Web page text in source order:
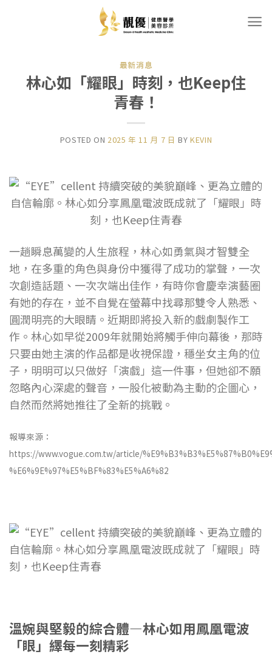
最新消息
林心如「耀眼」時刻，也Keep住
青春！
POSTED ON 2025 年 11 月 7 日 BYKEVIN
一趟瞬息萬變的人生旅程，林心如勇氣與才智雙全
地，在多重的角色與身份中獲得了成功的掌聲，一次
次創造話題、一次次端出佳作，有時你會慶幸演藝圈
有她的存在，並不自覺在螢幕中找尋那雙令人熟悉、
圓潤明亮的大眼睛。近期即將投入新的戲劇製作工
作。林心如早從2009年就開始將觸手伸向幕後，那時
只要由她主演的作品都是收視保證，穩坐女主角的位
子，明明可以只做好「演戲」這一件事，但她卻不願
忽略內心深處的聲音，一股化被動為主動的企圖心，
自然而然將她推往了全新的挑戰。
報導來源：
https://www.vogue.com.tw/article/
%E6%9E%97%E5%BF%83%E5%A6%82
溫婉與堅毅的綜合體—林心如用鳳凰電波
「眼」繹每一刻精彩